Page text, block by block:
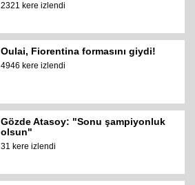
2321 kere izlendi
Oulai, Fiorentina formasını giydi!
4946 kere izlendi
Gözde Atasoy: "Sonu şampiyonluk
olsun"
31 kere izlendi